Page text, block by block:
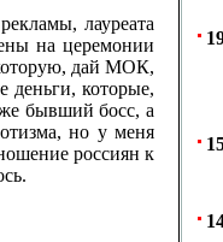
лауреата
на церемонии
дай МОК,
деньги, которые,
бывший босс, а
но у меня
россиян к